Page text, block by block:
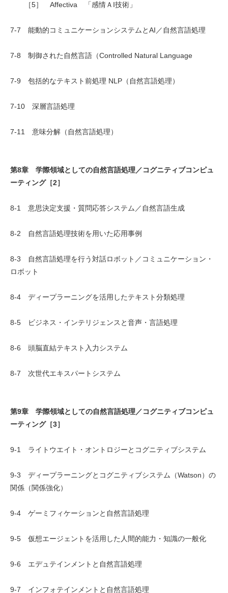
［5］ Affectiva 「感情ＡI技術」
7-7 能動的コミュニケーションシステムとAI／自然言語処理
7-8 制御された自然言語（Controlled Natural Language
7-9 包括的なテキスト前処理 NLP（自然言語処理）
7-10 深層言語処理
7-11 意味分解（自然言語処理）
第8章 学際領域としての自然言語処理／コグニティブコンピュ
ーティング［2］
8-1 意思決定支援・質問応答システム／自然言語生成
8-2 自然言語処理技術を用いた応用事例
8-3 自然言語処理を行う対話ロボット／コミュニケーション・
ロボット
8-4 ディープラーニングを活用したテキスト分類処理
8-5 ビジネス・インテリジェンスと音声・言語処理
8-6 頭脳直結テキスト入力システム
8-7 次世代エキスパートシステム
第9章 学際領域としての自然言語処理／コグニティブコンピュ
ーティング［3］
9-1 ライトウエイト・オントロジーとコグニティブシステム
9-3 ディープラーニングとコグニティブシステム（Watson）の
関係（関係強化）
9-4 ゲーミフィケーションと自然言語処理
9-5 仮想エージェントを活用した人間的能力・知識の一般化
9-6 エデュテインメントと自然言語処理
9-7 インフォテインメントと自然言語処理